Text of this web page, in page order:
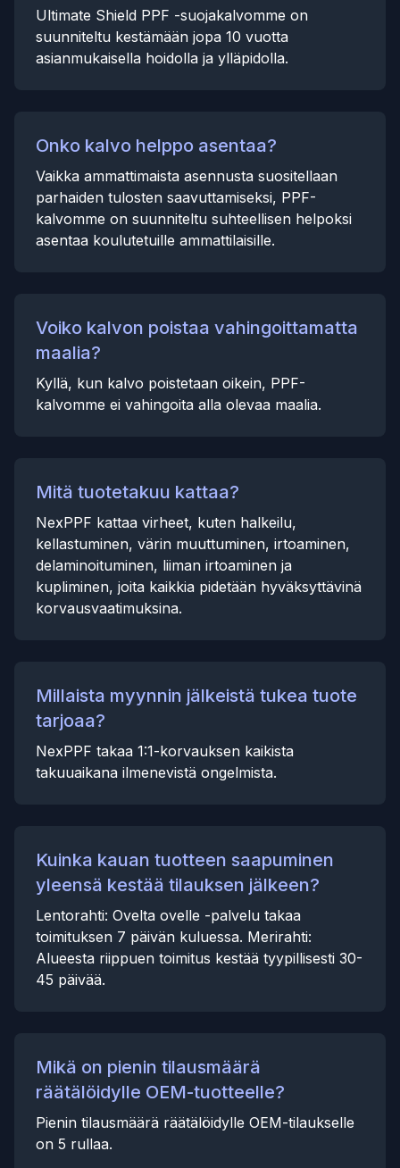
Ultimate Shield PPF -suojakalvomme on
suunniteltu kestämään jopa 10 vuotta
asianmukaisella hoidolla ja ylläpidolla.
Onko kalvo helppo asentaa?
Vaikka ammattimaista asennusta suositellaan
parhaiden tulosten saavuttamiseksi, PPF-
kalvomme on suunniteltu suhteellisen helpoksi
asentaa koulutetuille ammattilaisille.
Voiko kalvon poistaa vahingoittamatta
maalia?
Kyllä, kun kalvo poistetaan oikein, PPF-
kalvomme ei vahingoita alla olevaa maalia.
Mitä tuotetakuu kattaa?
NexPPF kattaa virheet, kuten halkeilu,
kellastuminen, värin muuttuminen, irtoaminen,
delaminoituminen, liiman irtoaminen ja
kupliminen, joita kaikkia pidetään hyväksyttävinä
korvausvaatimuksina.
Millaista myynnin jälkeistä tukea tuote
tarjoaa?
NexPPF takaa 1:1-korvauksen kaikista
takuuaikana ilmenevistä ongelmista.
Kuinka kauan tuotteen saapuminen
yleensä kestää tilauksen jälkeen?
Lentorahti: Ovelta ovelle -palvelu takaa
toimituksen 7 päivän kuluessa. Merirahti:
Alueesta riippuen toimitus kestää tyypillisesti 30-
45 päivää.
Mikä on pienin tilausmäärä
räätälöidylle OEM-tuotteelle?
Pienin tilausmäärä räätälöidylle OEM-tilaukselle
on 5 rullaa.